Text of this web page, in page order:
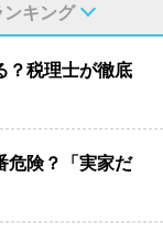
ンキング
？税理士が徹底
危険？「実家だ